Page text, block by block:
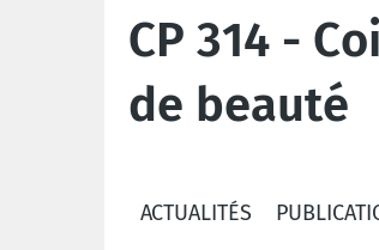
CP 314 -
de beauté
ACTUALITÉS